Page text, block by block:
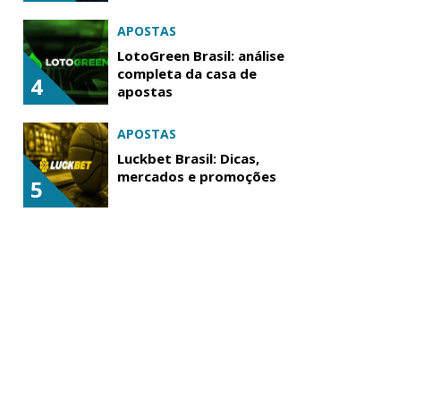
4
APOSTAS
LotoGreen Brasil: análise
completa da casa de
apostas
5
APOSTAS
Luckbet Brasil: Dicas,
mercados e promoções